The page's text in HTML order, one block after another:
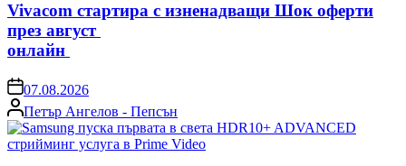
Vivacom стартира с изненадващи Шок оферти
през август
онлайн
on07.08.2026
Posted
by
Петър Ангелов - Пепсън